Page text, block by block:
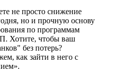
не просто снижение
но и прочную основу
по программам
Хотите, чтобы ваш
без потерь?
как зайти в него с